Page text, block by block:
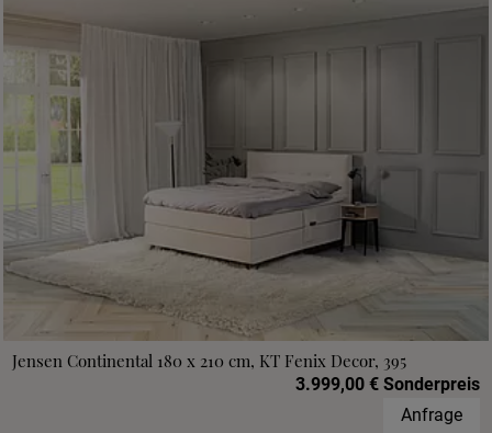
Jensen Continental 180 x 210 cm, KT Fenix Decor, 395
3.999,00 € Sonderpreis
Anfrage